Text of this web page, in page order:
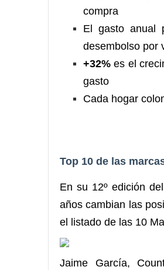
compra
El gasto anual
desembolso por
+32% es el
gasto
Cada hogar
Top 10 de las
En su 12º edición
años cambian las
el listado de las 10
Jaime García,